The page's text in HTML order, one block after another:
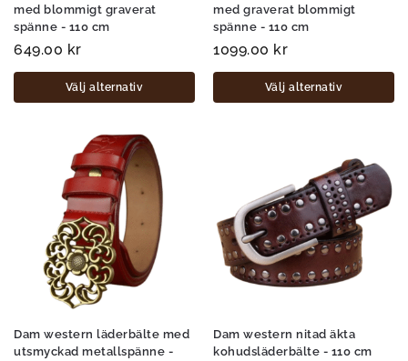
med blommigt graverat
spänne - 110 cm
649.00 kr
Välj alternativ
med graverat blommigt
spänne - 110 cm
1099.00 kr
Välj alternativ
Dam western läderbälte med
utsmyckad metallspänne -
Dam western nitad äkta
kohudsläderbälte - 110 cm